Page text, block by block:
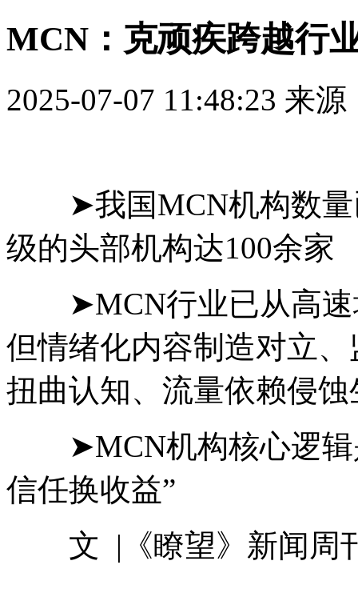
MCN：克顽疾跨越行
2025-07-07 11:48:23 来
➤我国MCN机构数
级的头部机构达100余家
➤MCN行业已从高
但情绪化内容制造对立
扭曲认知、流量依赖侵
➤MCN机构核心逻
信任换收益”
文 |《瞭望》新闻周